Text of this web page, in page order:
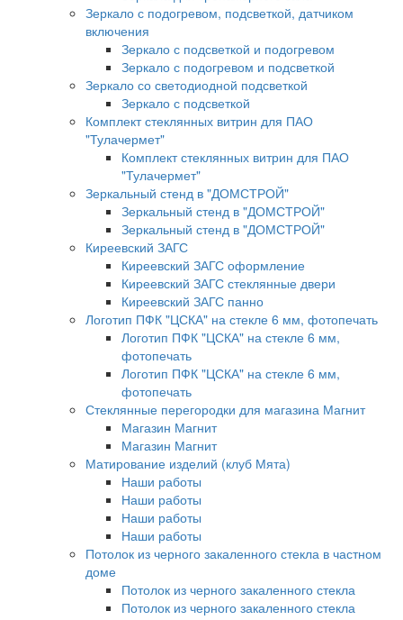
Зеркало с подогревом, подсветкой, датчиком
включения
Зеркало с подсветкой и подогревом
Зеркало с подогревом и подсветкой
Зеркало со светодиодной подсветкой
Зеркало с подсветкой
Комплект стеклянных витрин для ПАО
"Тулачермет"
Комплект стеклянных витрин для ПАО
"Тулачермет"
Зеркальный стенд в "ДОМСТРОЙ"
Зеркальный стенд в "ДОМСТРОЙ"
Зеркальный стенд в "ДОМСТРОЙ"
Киреевский ЗАГС
Киреевский ЗАГС оформление
Киреевский ЗАГС стеклянные двери
Киреевский ЗАГС панно
Логотип ПФК "ЦСКА" на стекле 6 мм, фотопечать
Логотип ПФК "ЦСКА" на стекле 6 мм,
фотопечать
Логотип ПФК "ЦСКА" на стекле 6 мм,
фотопечать
Стеклянные перегородки для магазина Магнит
Магазин Магнит
Магазин Магнит
Матирование изделий (клуб Мята)
Наши работы
Наши работы
Наши работы
Наши работы
Потолок из черного закаленного стекла в частном
доме
Потолок из черного закаленного стекла
Потолок из черного закаленного стекла